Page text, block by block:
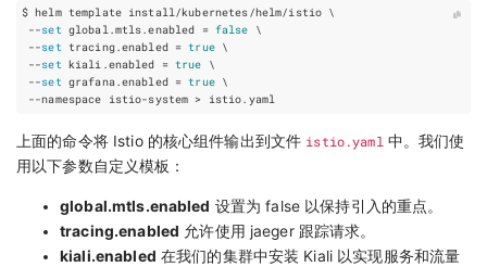
$ helm template install/kubernetes/helm/istio
--set global.mtls.enabled = false
--set tracing.enabled = true
--set kiali.enabled = true
--set grafana.enabled = true
上面的命令将 Istio 的核心组件输出到文件 istio.yaml 中。我们使
用以下参数自定义模板：
global.mtls.enabled 设置为 false 以保持引入的重点。
tracing.enabled 允许使用 jaeger 跟踪请求。
kiali.enabled 在我们的集群中安装 Kiali 以实现服务和流量